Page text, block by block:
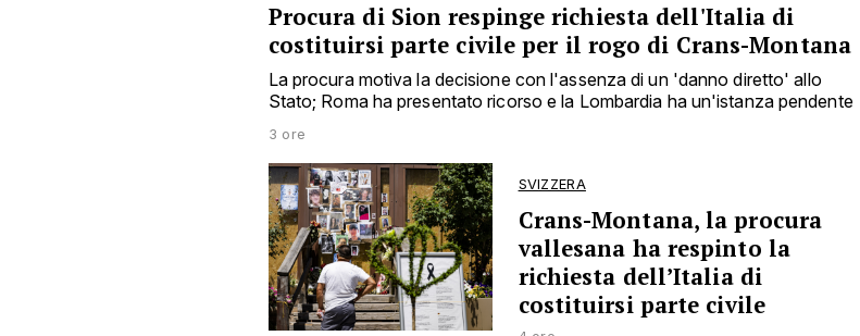
Procura di Sion respinge richiesta dell'Italia di
costituirsi parte civile per il rogo di Crans-Montana
La procura motiva la decisione con l'assenza di un 'danno diretto' allo
Stato; Roma ha presentato ricorso e la Lombardia ha un'istanza pendente
3 ore
SVIZZERA
Crans-Montana, la procura
vallesana ha respinto la
richiesta dell’Italia di
costituirsi parte civile